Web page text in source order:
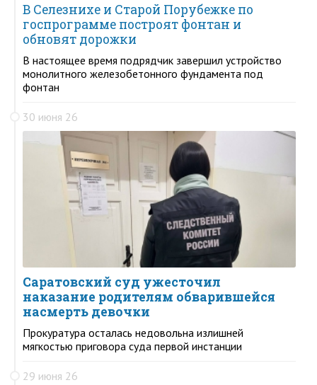
В Селезнихе и Старой Порубежке по
госпрограмме построят фонтан и
обновят дорожки
В настоящее время подрядчик завершил устройство
монолитного железобетонного фундамента под
фонтан
30 июня 26
Саратовский суд ужесточил
наказание родителям обварившейся
насмерть девочки
Прокуратура осталась недовольна излишней
мягкостью приговора суда первой инстанции
29 июня 26